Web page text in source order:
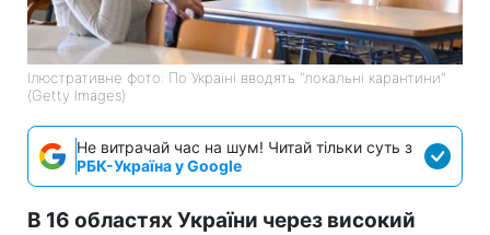
Ілюстративне фото: По Україні вводять "локальні карантини"
(Getty Images)
Не витрачай час на шум! Читай тільки суть з
РБК-Україна у Google
В 16 областях України через високий